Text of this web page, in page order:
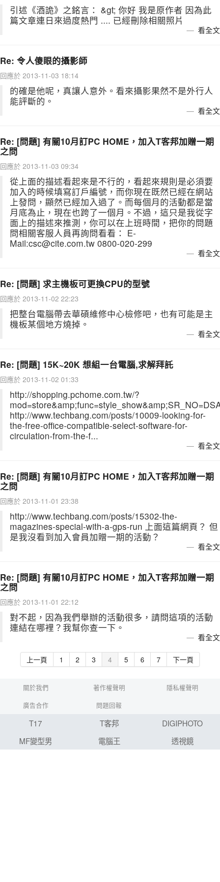
引述《酒詭》之銘言： &gt; 你好 我是原作者 因為此
篇文章連日來過度熱門 .... 已經刪除相關照片
看全文
Re: 令人傻眼的攝影師
回應於 2013-11-03 18:14
的確是他呢，真讓人意外。看來攝影果然不是外行人
能評斷的。
看全文
Re: [問題] 有關10月訂PC HOME，加入T客邦加贈一期
之問
回應於 2013-11-03 09:34
從上面的描述看起來是不行的，看起來規則是必須要
加入的時候填寫訂戶編號，而你現在既然已經在網站
上發問，顯然已經加入過了。而每個月的活動都是當
月底為止，現在也跨了一個月。不過，這只是我從字
面上的描述來推測，你可以在上班時間，把你的問題
問相關客服人員再詢問看看： E-
Mail:csc@cite.com.tw 0800-020-299
看全文
Re: [問題] 求主機板可更換CPU的型號
回應於 2013-11-02 22:23
把整台電腦帶去華碩維修中心檢修吧，也有可能是主
機板某個地方燒掉。
看全文
Re: [問題] 15K~20K 想組一台電腦,求解拜託
回應於 2013-11-02 01:33
http://shopping.pchome.com.tw/?
http://www.techbang.com/posts/10009-looking-for-
the-free-office-compatible-select-software-for-
circulation-from-the-f...
看全文
Re: [問題] 有關10月訂PC HOME，加入T客邦加贈一期
之問
回應於 2013-11-01 23:38
http://www.techbang.com/posts/15302-the-
magazines-special-with-a-gps-run 上面這篇網頁？ 但
是我沒看到加入會員加贈一期的活動？
看全文
Re: [問題] 有關10月訂PC HOME，加入T客邦加贈一期
之問
回應於 2013-11-01 22:12
對不起，因為我們舉辦的活動很多，請問這項的活動
連結在哪裡？我幫你查一下。
看全文
上一頁 1 2 3 4 5 6 7 下一頁
關於我們 著作權聲明
隱私權聲明
廣告合作
問題回報
T17 T客邦
DIGIPHOTO
MF變型男
電腦王 透視鏡